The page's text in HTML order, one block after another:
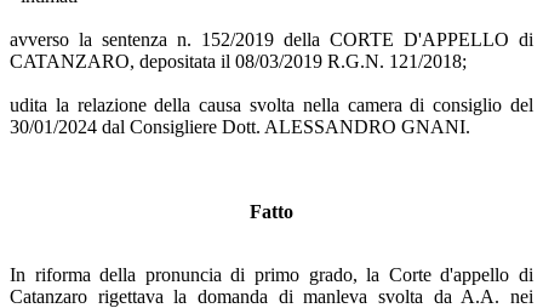
avverso la sentenza n. 152/2019 della CORTE D'APPELLO di
CATANZARO, depositata il 08/03/2019 R.G.N. 121/2018;
udita la relazione della causa svolta nella camera di consiglio del
30/01/2024 dal Consigliere Dott. ALESSANDRO GNANI.
Fatto
In riforma della pronuncia di primo grado, la Corte d'appello di
Catanzaro rigettava la domanda di manleva svolta da A.A. nei